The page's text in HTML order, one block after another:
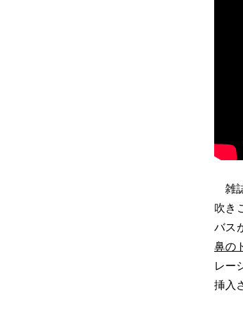
雑
吹き
バス
鼻の
レー
挿入